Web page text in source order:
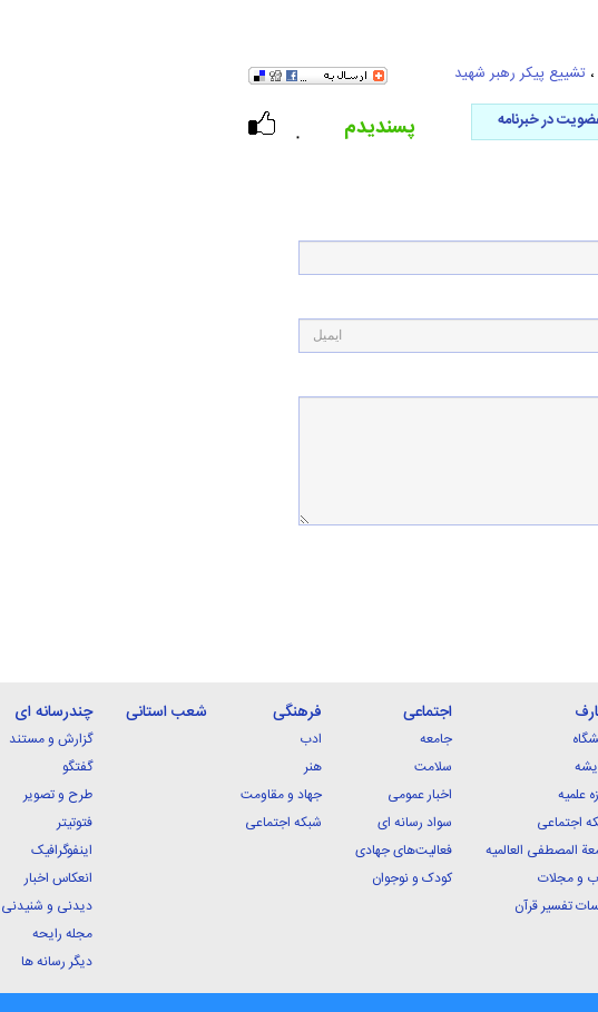
، تشییع پیکر رهبر شهید
در خبرنامه
۰ پسندیدم
علمیه
اجتماعی
المصطفی العالمیه
و مجلات
تفسیر قرآن
اجتماعی
جامعه
سلامت
اخبار عمومی
سواد رسانه ای
فعالیت‌های جهادی
کودک و نوجوان
فرهنگی
ادب
هنر
جهاد و مقاومت
شبکه اجتماعی
شعب استانی چندرسانه ای
گزارش و مستند
گفتگو
طرح و تصویر
فتوتیتر
اینفوگرافیک
انعکاس اخبار
دیدنی و شنیدنی
مجله رایحه
دیگر رسانه ها